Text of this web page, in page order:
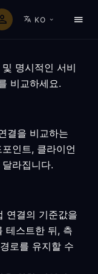
KO
명시적인 서비
비교하세요.
결을 비교하는
인트, 클라이언
라집니다.
연결의 기준값을
테스트한 뒤, 측
로를 유지할 수